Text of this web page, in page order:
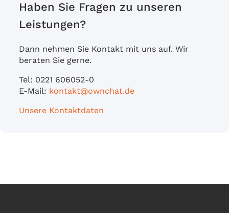
Haben Sie Fragen zu unseren
Leistungen?
Dann nehmen Sie Kontakt mit uns auf. Wir
beraten Sie gerne.
Tel: 0221 606052-0
E-Mail: kontakt@ownchat.de
Unsere Kontaktdaten